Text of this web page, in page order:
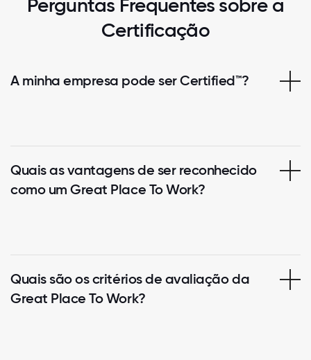
Perguntas Frequentes sobre a
Certificação
A minha empresa pode ser Certified™?
Quais as vantagens de ser reconhecido
como um Great Place To Work?
Quais são os critérios de avaliação da
Great Place To Work?